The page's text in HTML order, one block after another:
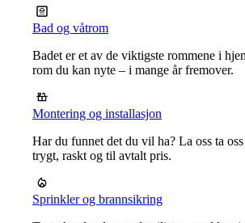
Bad og våtrom
Badet er et av de viktigste rommene i
rom du kan nyte – i mange år fremover.
Montering og installasjon
Har du funnet det du vil ha? La oss ta
trygt, raskt og til avtalt pris.
Sprinkler og brannsikring